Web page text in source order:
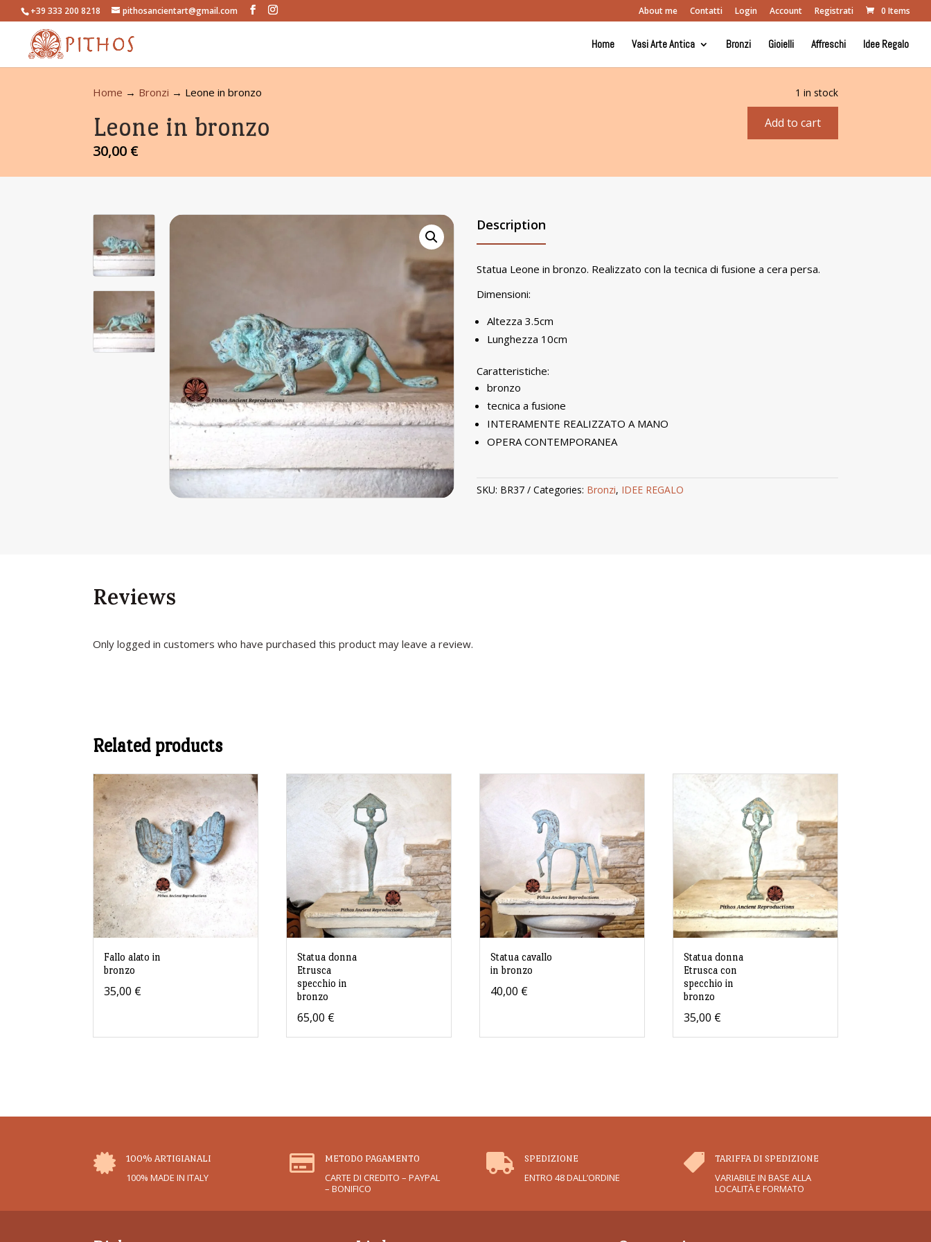
+39 333 200 8218 pithosancientart@gmail.com About me Contatti Login Account Registrati 0 Items
Home Vasi Arte Antica Bronzi Gioielli Affreschi Idee Regalo
Home → Bronzi → Leone in bronzo
Leone in bronzo
30,00 €
1 in stock
Add to cart
Description
Statua Leone in bronzo. Realizzato con la tecnica di fusione a cera persa.
Dimensioni:
Altezza 3.5cm
Lunghezza 10cm
Caratteristiche:
bronzo
tecnica a fusione
INTERAMENTE REALIZZATO A MANO
OPERA CONTEMPORANEA
SKU: BR37 Categories: Bronzi, IDEE REGALO
Reviews
Only logged in customers who have purchased this product may leave a review.
Related products
Fallo alato in
bronzo
35,00 €
Statua donna
Etrusca
specchio in
bronzo
65,00 €
Statua cavallo
in bronzo
40,00 €
Statua donna
Etrusca con
specchio in
bronzo
35,00 €
 100% ARTIGIANALI
100% MADE IN ITALY
 METODO PAGAMENTO
CARTE DI CREDITO – PAYPAL
– BONIFICO
 SPEDIZIONE
ENTRO 48 DALL’ORDINE
 TARIFFA DI SPEDIZIONE
VARIABILE IN BASE ALLA
LOCALITÀ E FORMATO